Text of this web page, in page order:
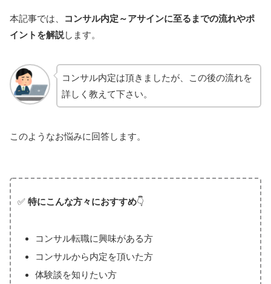
本記事では、
コンサル内定～アサインに至るまでの流れやポ
イントを解説します。
コンサル内定は頂きましたが、この後の流れを
詳しく教えて下さい。
このようなお悩みに回答します。
✅ 特にこんな方々におすすめ👇
コンサル転職に興味がある方
コンサルから内定を頂いた方
体験談を知りたい方